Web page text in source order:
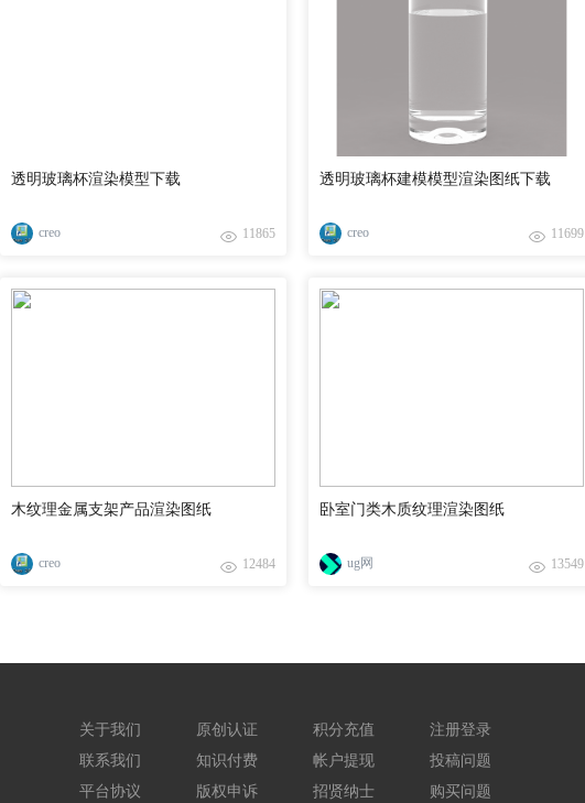
透明玻璃杯渲染模型下载
creo 11865
透明玻璃杯建模模型渲染图纸下载
creo 11699
木纹理金属支架产品渲染图纸
creo 12484
卧室门类木质纹理渲染图纸
ug网 13549
关于我们
联系我们
平台协议
原创认证
知识付费
版权申诉
积分充值
帐户提现
招贤纳士
注册登录
投稿问题
购买问题